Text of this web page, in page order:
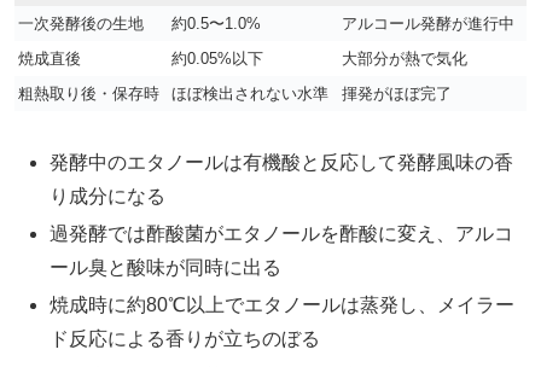
一次発酵後の生地 約0.5〜1.0%
アルコール発酵が進行中
焼成直後
約0.05%以下
大部分が熱で気化
粗熱取り後・保存時
ほぼ検出されない水準 揮発がほぼ完了
発酵中のエタノールは有機酸と反応して発酵風味の香
り成分になる
過発酵では酢酸菌がエタノールを酢酸に変え、アルコ
ール臭と酸味が同時に出る
焼成時に約80℃以上でエタノールは蒸発し、メイラー
ド反応による香りが立ちのぼる